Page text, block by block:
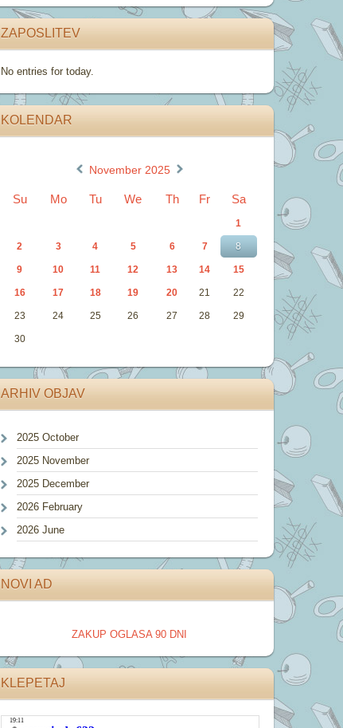
ZAPOSLITEV
No entries for today.
KOLENDAR
« November 2025 »
Su Mo Tu We Th Fr Sa
1
2 3 4 5 6 7 8
9 10 11 12 13 14 15
16 17 18 19 20 21 22
23 24 25 26 27 28 29
30
ARHIV OBJAV
2025 October
2025 November
2025 December
2026 February
2026 June
NOVI AD
ZAKUP OGLASA 90 DNI
KLEPETAJ